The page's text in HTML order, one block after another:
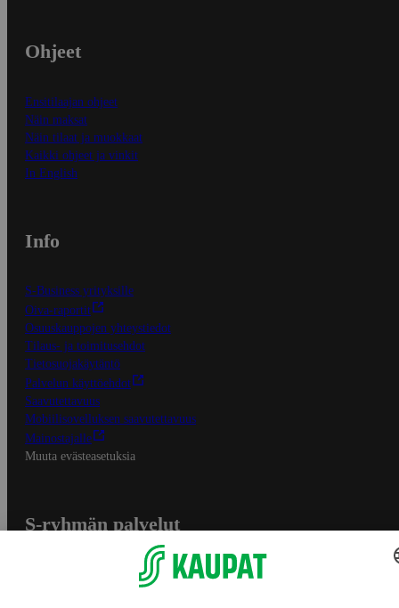
Ohjeet
Ensitilaajan ohjeet
Näin maksat
Näin tilaat ja muokkaat
Kaikki ohjeet ja vinkit
In English
Info
S-Business yrityksille
Oiva-raportit
Osuuskauppojen yhteystiedot
Tilaus- ja toimitusehdot
Tietosuojakäytäntö
Palvelun käyttöehdot
Saavutettavuus
Mobiilisovelluksen saavutettavuus
Mainostajalle
Muuta evästeasetuksia
S-ryhmän palvelut